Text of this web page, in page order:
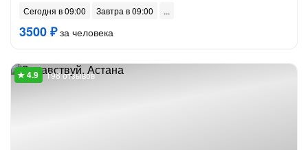
Сегодня в 09:00 Завтра в 09:00
3500 ₽за человека
198 отзывов